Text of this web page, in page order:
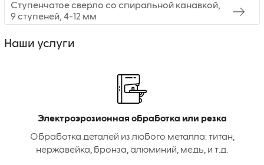
Ступенчатое сверло со спиральной канавкой,
9 ступеней, 4-12 мм
Наши услуги
Электроэрозионная обработка или резка
Обработка деталей из любого металла: титан,
нержавейка, бронза, алюминий, медь, и т.д.